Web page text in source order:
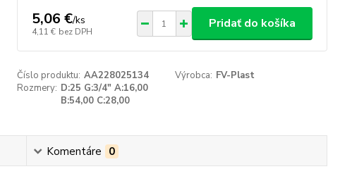
5,06 €/ks
4,11 € bez DPH
Pridať do košíka
Číslo produktu: AA228025134 Výrobca: FV-Plast
Rozmery: D:25 G:3/4" A:16,00
B:54,00 C:28,00
Komentáre 0